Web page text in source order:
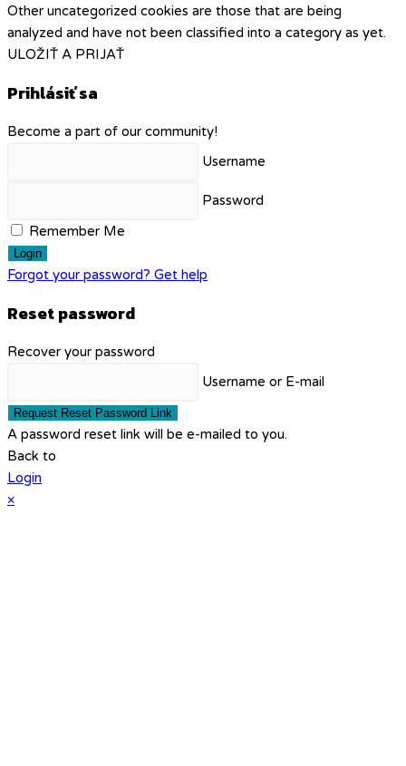
Other uncategorized cookies are those that are being
analyzed and have not been classified into a category as yet.
ULOŽIŤ A PRIJAŤ
Prihlásiť sa
Become a part of our community!
Username
Password
Remember Me
Login
Forgot your password? Get help
Reset password
Recover your password
Username or E-mail
Request Reset Password Link
A password reset link will be e-mailed to you.
Back to
Login
×